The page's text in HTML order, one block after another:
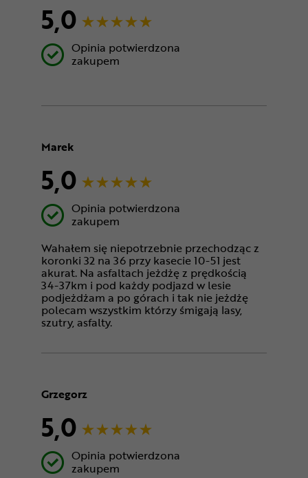
5,0
Opinia potwierdzona
zakupem
Marek
5,0
Opinia potwierdzona
zakupem
Wahałem się niepotrzebnie przechodząc z
koronki 32 na 36 przy kasecie 10-51 jest
akurat. Na asfaltach jeżdżę z prędkością
34-37km i pod każdy podjazd w lesie
podjeżdżam a po górach i tak nie jeżdżę
polecam wszystkim którzy śmigają lasy,
szutry, asfalty.
Grzegorz
5,0
Opinia potwierdzona
zakupem